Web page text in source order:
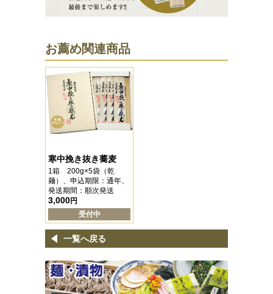
お薦め関連商品
寒中挽き抜き蕎麦
1箱 200g×5袋（乾
麺）、申込期限：通年、
発送期間：順次発送
3,000円
受付中
一覧へ戻る